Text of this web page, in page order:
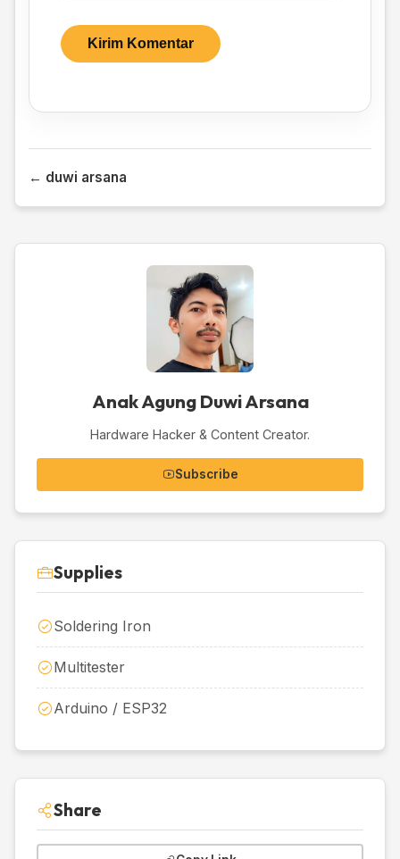
← duwi arsana
Anak Agung Duwi Arsana
Hardware Hacker & Content Creator.
Subscribe
Supplies
Soldering Iron
Multitester
Arduino / ESP32
Share